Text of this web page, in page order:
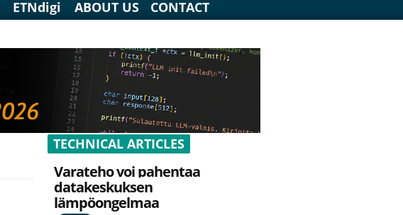
ETNdigi ABOUT US CONTACT
TECHNICAL ARTICLES
Varateho voi pahentaa
datakeskuksen
lämpöongelmaa